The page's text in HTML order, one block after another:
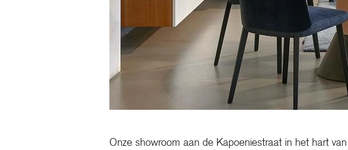
Onze showroom aan de Kapoeniestraat in het hart